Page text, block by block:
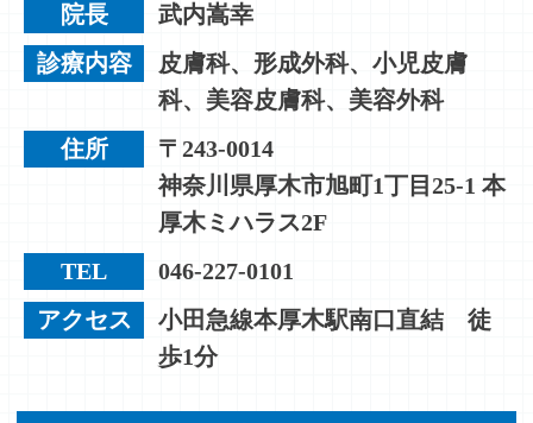
院長
武内嵩幸
診療内容
皮膚科、形成外科、小児皮膚
科、美容皮膚科、美容外科
住所
〒243-0014
神奈川県厚木市旭町1丁目25-1 本
厚木ミハラス2F
TEL
046-227-0101
アクセス
小田急線本厚木駅南口直結 徒
歩1分